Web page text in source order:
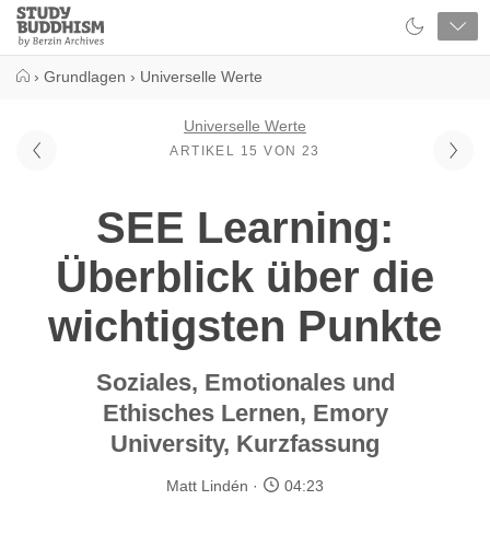
Close
Study
Buddhism
› Grundlagen › Universelle Werte
Universelle Werte
ARTIKEL 15 VON 23
SEE Learning:
Überblick über die
wichtigsten Punkte
Soziales, Emotionales und
Ethisches Lernen, Emory
University, Kurzfassung
Matt Lindén 04:23